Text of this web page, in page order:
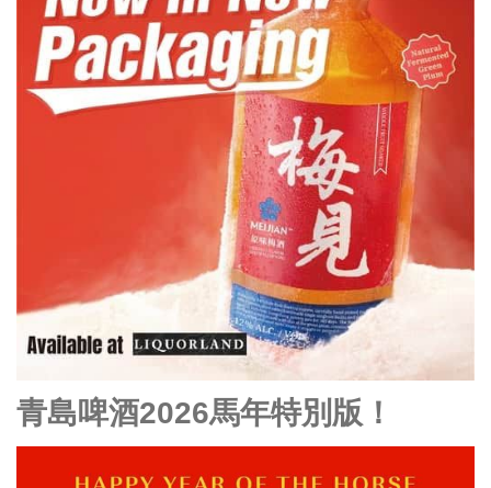
青島啤酒2026馬年特別版！